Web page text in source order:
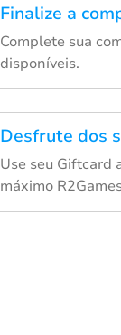
Finalize a
Complete sua
disponíveis.
Desfrute dos
Use seu Giftcard
máximo